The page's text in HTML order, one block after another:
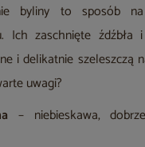
byliny to sposób na
Ich zaschnięte źdźbła
i delikatnie szeleszczą
uwagi?
– niebieskawa,